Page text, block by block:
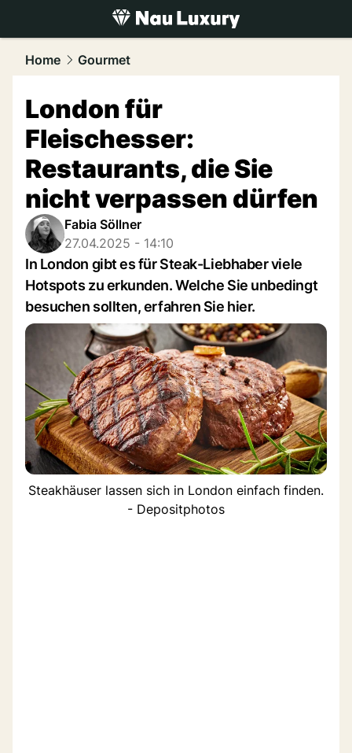
luxury.NAU.ch
Home Gourmet
London für
Fleischesser:
Restaurants, die Sie
nicht verpassen dürfen
Fabia Söllner
27.04.2025 - 14:10
In London gibt es für Steak-Liebhaber viele
Hotspots zu erkunden. Welche Sie unbedingt
besuchen sollten, erfahren Sie hier.
Steakhäuser lassen sich in London einfach finden.
- Depositphotos